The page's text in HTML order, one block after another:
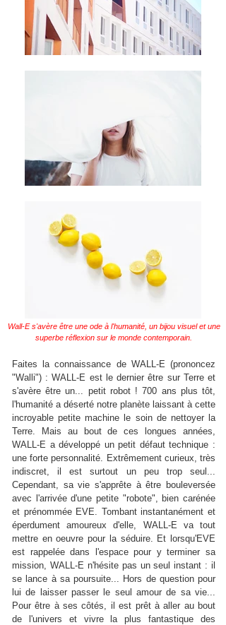
Wall-E s'avère être une ode à l'humanité, un bijou visuel et une
superbe réflexion sur le monde contemporain.
Faites la connaissance de WALL-E (prononcez
"Walli") : WALL-E est le dernier être sur Terre et
s'avère être un... petit robot ! 700 ans plus tôt,
l'humanité a déserté notre planète laissant à cette
incroyable petite machine le soin de nettoyer la
Terre. Mais au bout de ces longues années,
WALL-E a développé un petit défaut technique :
une forte personnalité. Extrêmement curieux, très
indiscret, il est surtout un peu trop seul...
Cependant, sa vie s'apprête à être bouleversée
avec l'arrivée d'une petite "robote", bien carénée
et prénommée EVE. Tombant instantanément et
éperdument amoureux d'elle, WALL-E va tout
mettre en oeuvre pour la séduire. Et lorsqu'EVE
est rappelée dans l'espace pour y terminer sa
mission, WALL-E n'hésite pas un seul instant : il
se lance à sa poursuite... Hors de question pour
lui de laisser passer le seul amour de sa vie...
Pour être à ses côtés, il est prêt à aller au bout
de l'univers et vivre la plus fantastique des